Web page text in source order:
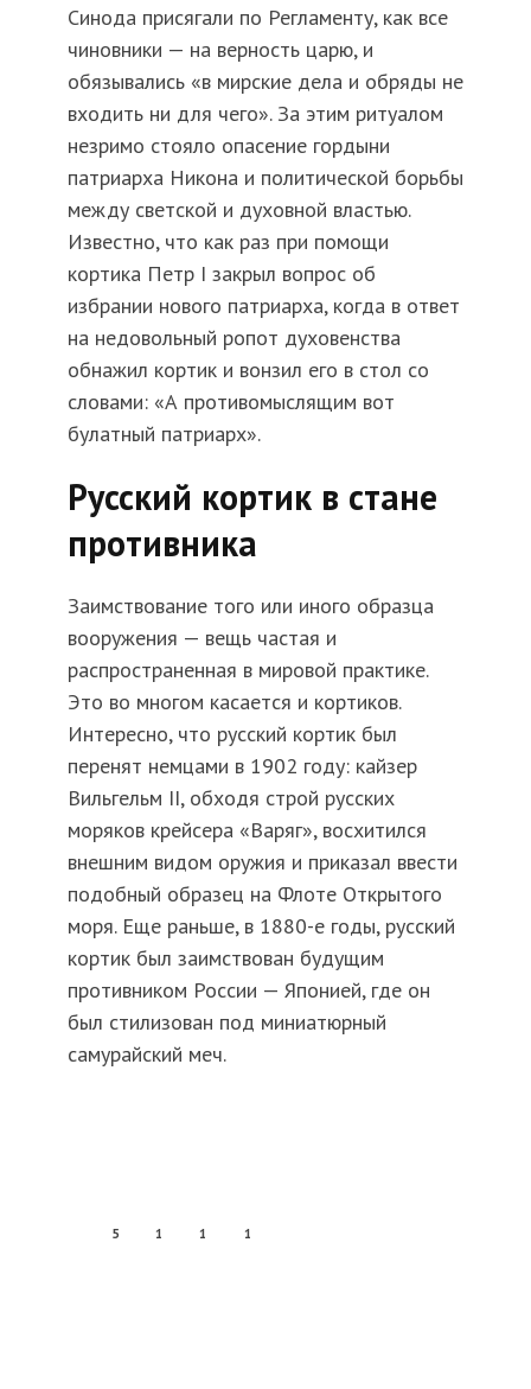
Синода присягали по Регламенту, как все
чиновники — на верность царю, и
обязывались «в мирские дела и обряды не
входить ни для чего». За этим ритуалом
незримо стояло опасение гордыни
патриарха Никона и политической борьбы
между светской и духовной властью.
Известно, что как раз при помощи
кортика Петр I закрыл вопрос об
избрании нового патриарха, когда в ответ
на недовольный ропот духовенства
обнажил кортик и вонзил его в стол со
словами: «А противомыслящим вот
булатный патриарх».
Русский кортик в стане
противника
Заимствование того или иного образца
вооружения — вещь частая и
распространенная в мировой практике.
Это во многом касается и кортиков.
Интересно, что русский кортик был
перенят немцами в 1902 году: кайзер
Вильгельм II, обходя строй русских
моряков крейсера «Варяг», восхитился
внешним видом оружия и приказал ввести
подобный образец на Флоте Открытого
моря. Еще раньше, в 1880-е годы, русский
кортик был заимствован будущим
противником России — Японией, где он
был стилизован под миниатюрный
самурайский меч.
5 1 1 1